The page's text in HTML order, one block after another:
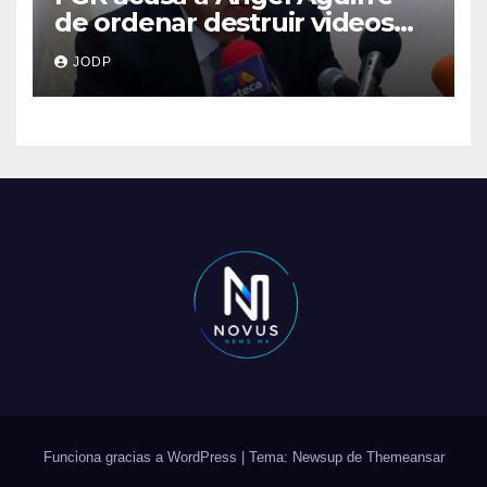
de ordenar destruir videos
clave del caso Ayotzinapa
JODP
Funciona gracias a WordPress Tema: Newsup de Themeansar